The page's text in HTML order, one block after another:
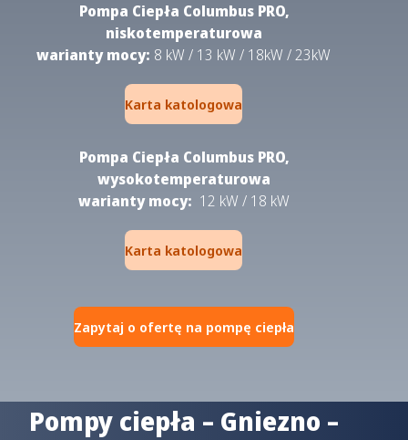
Pompa Ciepła Columbus PRO,
niskotemperaturowa
warianty mocy: 8 kW / 13 kW / 18kW / 23kW
Karta katologowa
Pompa Ciepła Columbus PRO,
wysokotemperaturowa
warianty mocy: 12 kW / 18 kW
Karta katologowa
Zapytaj o ofertę na pompę ciepła
Pompy ciepła – Gniezno –